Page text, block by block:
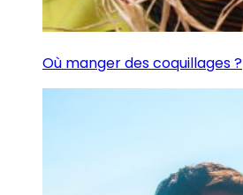
Où manger des coquillages ?